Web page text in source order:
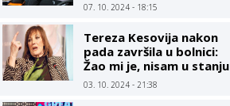
07. 10. 2024 - 18:15
Tereza Kesovija nakon
pada završila u bolnici:
Žao mi je, nisam u stanju
objašnjavati šta mi se
03. 10. 2024 - 21:38